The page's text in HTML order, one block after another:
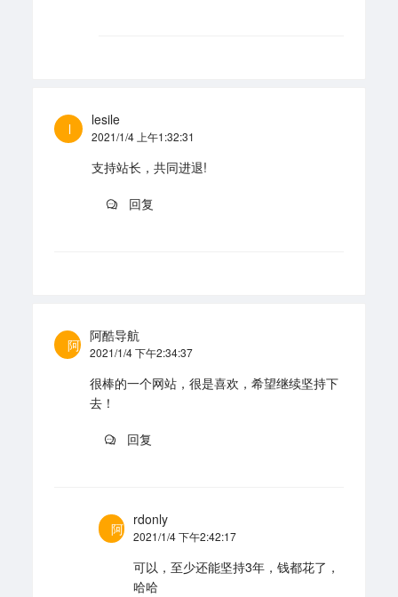
l
lesile
2021/1/4 上午1:32:31
支持站长，共同进退!
回复
阿
阿酷导航
2021/1/4 下午2:34:37
很棒的一个网站，很是喜欢，希望继续坚持下
去！
回复
阿
rdonly
2021/1/4 下午2:42:17
可以，至少还能坚持3年，钱都花了，
哈哈